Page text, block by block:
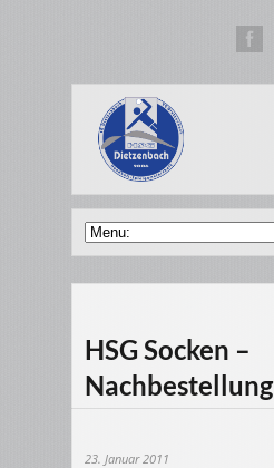
HSG Socken –
Nachbestellung
23. Januar 2011